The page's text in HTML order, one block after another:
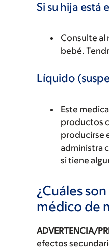
Si su hija
Consulte al
bebé.
Líquido
Este
productos
producirse
administra
si tiene
¿Cuáles
médico de
ADVERTENCIA/
efectos